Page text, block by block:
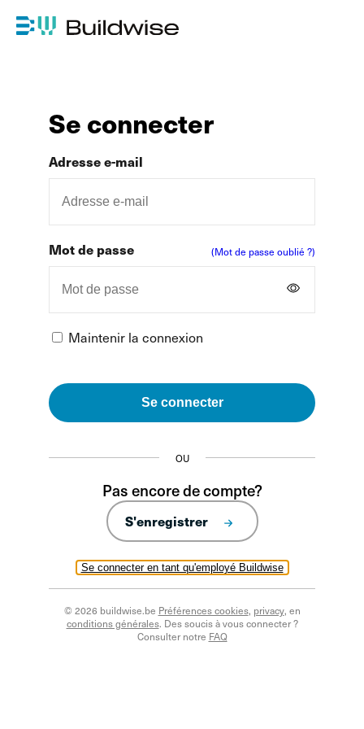
Se connecter
Se connecter en tant qu'employé Buildwise
Adresse e-mail
Mot de passe (Mot de passe oublié ?)
Maintenir la connexion
Se connecter
OU
Pas encore de compte?
S'enregistrer
© 2026 buildwise.be Préférences cookies, privacy, en
conditions générales. Des soucis à vous connecter ?
Consulter notre FAQ